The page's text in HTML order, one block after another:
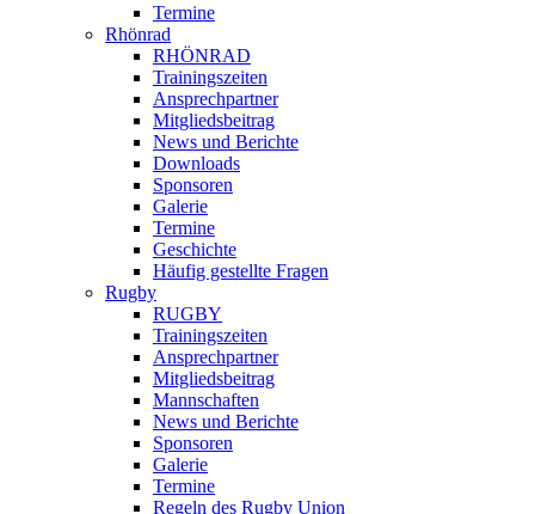
Termine
Rhönrad
RHÖNRAD
Trainingszeiten
Ansprechpartner
Mitgliedsbeitrag
News und Berichte
Downloads
Sponsoren
Galerie
Termine
Geschichte
Häufig gestellte Fragen
Rugby
RUGBY
Trainingszeiten
Ansprechpartner
Mitgliedsbeitrag
Mannschaften
News und Berichte
Sponsoren
Galerie
Termine
Regeln des Rugby Union